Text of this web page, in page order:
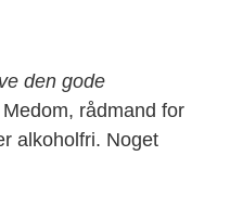
den gode
rådmand for
alkoholfri. Noget